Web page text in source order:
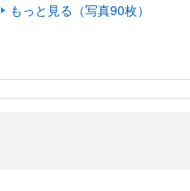
もっと見る（写真90枚）